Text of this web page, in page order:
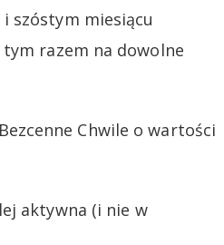
szóstym miesiącu
razem na dowolne
Chwile o wartości
aktywna (i nie w